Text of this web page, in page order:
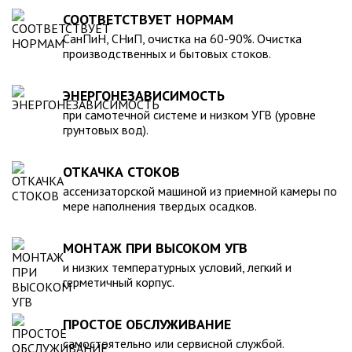
для машины. При подборе септика нужно рассчитать объем
стоков в зависимости от количества пользователей и
возможности залпового слива.
устойчивость к воздействию любых агрессивных веществ.
2. Возможность использования при больших перепадах
температуры, в том числе при очень низких в зимний
период. 3. Долговечность – срок эксплуатации исчисляется
устанавливается на подготовленном месте в течение
нескольких часов. 5. Простота обслуживания.В
ассортименте продукции, реализуемой нашей компанией –
пластиковые и стеклопластиковые изделия, изготовленные
в полном соответствии с Государственными стандартами,
санитарно-гигиеническими и другими нормативами.
СООТВЕТСТВУЕТ НОРМАМ
СанПиН, СНиП, очистка на 60-90%. Очистка
производственных и бытовых стоков.
ЭНЕРГОНЕЗАВИСИМОСТЬ
при самотечной системе и низком УГВ (уровне
грунтовых вод).
ОТКАЧКА СТОКОВ
ассенизаторской машиной из приемной камеры по
мере наполнения твердых осадков.
МОНТАЖ ПРИ ВЫСОКОМ УГВ
и низких температурных условий, легкий и
герметичный корпус.
ПРОСТОЕ ОБСЛУЖИВАНИЕ
самостоятельно или сервисной службой.